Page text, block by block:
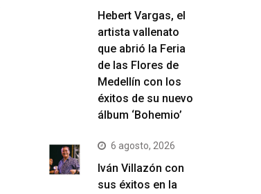
Hebert Vargas, el
artista vallenato
que abrió la Feria
de las Flores de
Medellín con los
éxitos de su nuevo
álbum ‘Bohemio’
6 agosto, 2026
Iván Villazón con
sus éxitos en la